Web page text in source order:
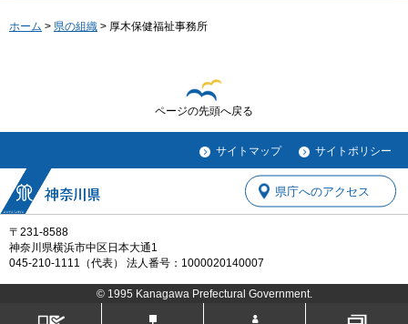
ホーム > 県の組織 > 厚木保健福祉事務所
ページの先頭へ戻る
サイトマップ サイトポリシー
〒231-8588
神奈川県横浜市中区日本大通1
045-210-1111（代表） 法人番号：1000020140007
県庁へのアクセス
© 1995 Kanagawa Prefectural Government.